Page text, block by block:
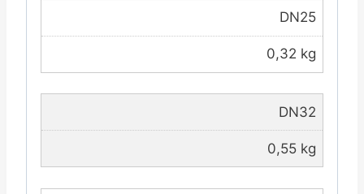
DN25
0,32 kg
DN32
0,55 kg